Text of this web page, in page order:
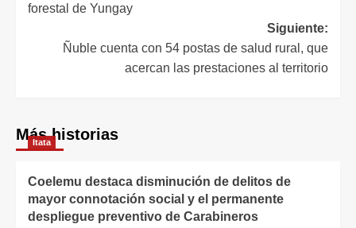
forestal de Yungay
Siguiente:
Ñuble cuenta con 54 postas de salud rural, que
acercan las prestaciones al territorio
Más historias
Itata
Coelemu destaca disminución de delitos de
mayor connotación social y el permanente
despliegue preventivo de Carabineros